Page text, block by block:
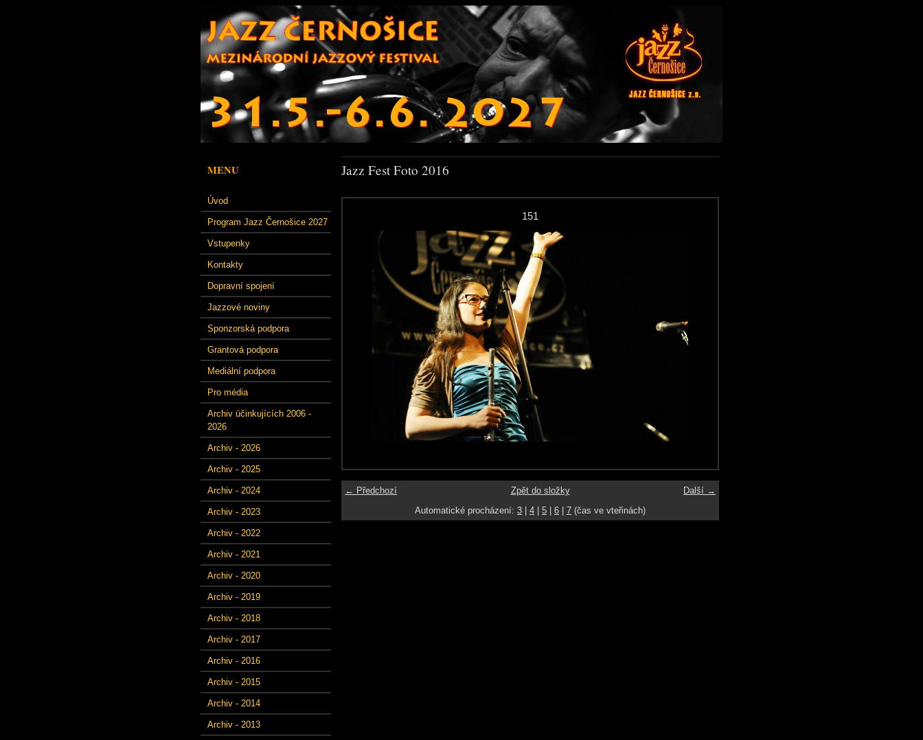
MENU
Úvod
Program Jazz Černošice 2027
Vstupenky
Kontakty
Dopravní spojení
Jazzové noviny
Sponzorská podpora
Grantová podpora
Mediální podpora
Pro média
Archiv účinkujících 2006 -
2026
Archiv - 2026
Archiv - 2025
Archiv - 2024
Archiv - 2023
Archiv - 2022
Archiv - 2021
Archiv - 2020
Archiv - 2019
Archiv - 2018
Archiv - 2017
Archiv - 2016
Archiv - 2015
Archiv - 2014
Archiv - 2013
Jazz Fest Foto 2016
151
← Předchozí Další →
Zpět do složky
Automatické procházení: 3 4 5 6 7 (čas ve vteřinách)